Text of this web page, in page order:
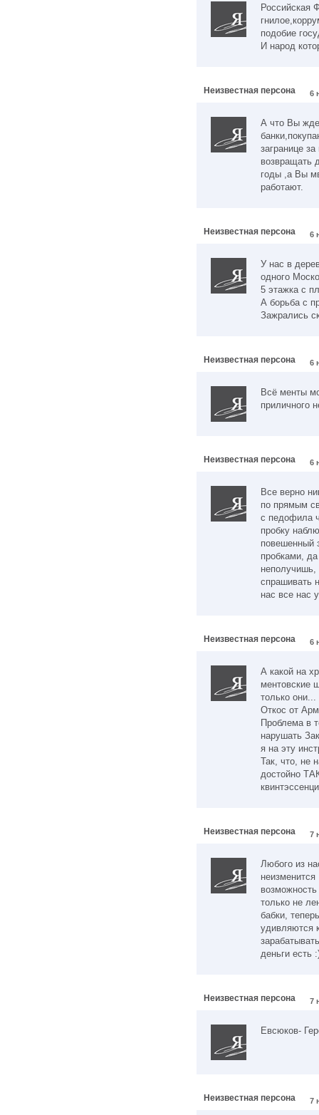
Российская
подобие
И народ
Неизвестная персона 6
А что Вы
загранице
возвращать
годы ,а Вы
работают.
Неизвестная персона 6
У нас в
одного
5 этажка с
А борьба с
Зажрались
Неизвестная персона 6
Всё менты
приличного
Неизвестная персона 6
Все верно
по прямым
с педофила
пробку
повешенный
пробками,
неполучишь,
спрашивать
нас все нас
Неизвестная персона 6
А какой на
ментовские
только
Откос от
Проблема в
нарушать
я на эту
Так, что, не
достойно
Неизвестная персона 7
Любого из
неизменится
только не
бабки,
удивляются
деньги есть
Неизвестная персона 7
Евсюков-
Неизвестная персона 7